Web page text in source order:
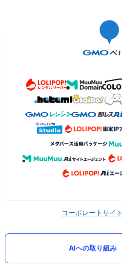
コーポレートサイト
AIへの取り組み